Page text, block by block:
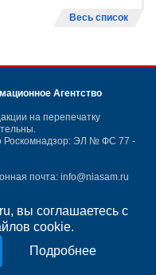
вы соглашаетесь с
cookie.
Подробнее
Весь список
Агентство
на перепечатку
Роскомнадзор: ЭЛ № ФС 77 -
почта: info@niasam.ru